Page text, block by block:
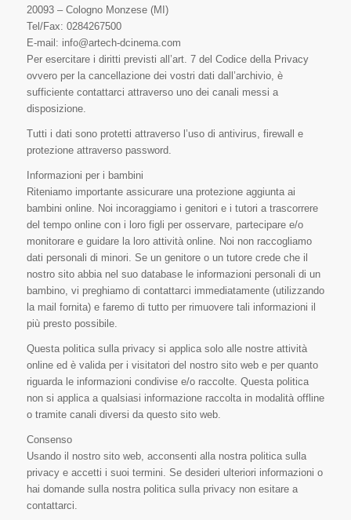
20093 – Cologno Monzese (MI)
Tel/Fax: 0284267500
E-mail: info@artech-dcinema.com
Per esercitare i diritti previsti all’art. 7 del Codice della Privacy
ovvero per la cancellazione dei vostri dati dall’archivio, è
sufficiente contattarci attraverso uno dei canali messi a
disposizione.
Tutti i dati sono protetti attraverso l’uso di antivirus, firewall e
protezione attraverso password.
Informazioni per i bambini
Riteniamo importante assicurare una protezione aggiunta ai
bambini online. Noi incoraggiamo i genitori e i tutori a trascorrere
del tempo online con i loro figli per osservare, partecipare e/o
monitorare e guidare la loro attività online. Noi non raccogliamo
dati personali di minori. Se un genitore o un tutore crede che il
nostro sito abbia nel suo database le informazioni personali di un
bambino, vi preghiamo di contattarci immediatamente (utilizzando
la mail fornita) e faremo di tutto per rimuovere tali informazioni il
più presto possibile.
Questa politica sulla privacy si applica solo alle nostre attività
online ed è valida per i visitatori del nostro sito web e per quanto
riguarda le informazioni condivise e/o raccolte. Questa politica
non si applica a qualsiasi informazione raccolta in modalità offline
o tramite canali diversi da questo sito web.
Consenso
Usando il nostro sito web, acconsenti alla nostra politica sulla
privacy e accetti i suoi termini. Se desideri ulteriori informazioni o
hai domande sulla nostra politica sulla privacy non esitare a
contattarci.